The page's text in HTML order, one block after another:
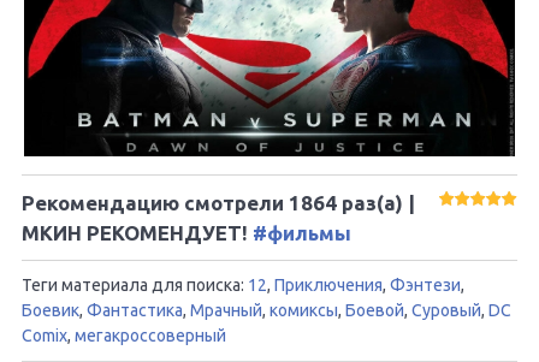
Рекомендацию смотрели 1864 раз(а) |
МКИН РЕКОМЕНДУЕТ! #фильмы
Теги материала для поиска: 12, Приключения, Фэнтези,
Боевик, Фантастика, Мрачный, комиксы, Боевой, Суровый, DC
Comix, мегакроссоверный